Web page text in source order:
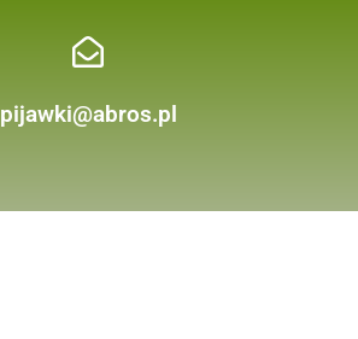
pijawki@abros.pl